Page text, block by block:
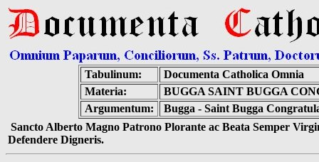
Tabulinum:
Documenta Catholica Omnia
Materia:
BUGGA SAINT BUGGA
Argumentum:
Bugga - Saint Bugga
Sancto Alberto Magno Patrono Plorante ac Beata Semper
Defendere Digneris.